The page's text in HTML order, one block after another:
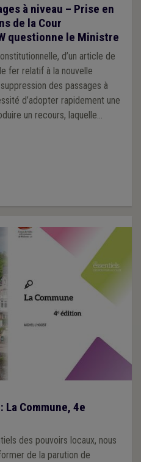
à niveau – Prise en
de la Cour
questionne le Ministre
d’un article de
fer relatif à la nouvelle
des passages à
d’adopter rapidement une
un recours, laquelle
La Commune, 4e
des pouvoirs locaux, nous
de la parution de